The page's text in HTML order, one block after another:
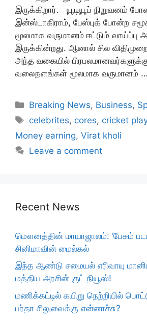
இருக்கிறார். யூடியூப் நிறுவனம்
இன்ஸ்டாகிராம், பேஸ்புக் போன்ற
மூலமாக வருமானம் ஈட்டும் வாய்ப்பு
இருக்கின்றது. ஆனால் சில
அந்த வகையில்
வலைதளங்கள் மூலமாக வருமானம் …
Categories
Breaking News, Business,
Tags
celebrites, cores, cricket
Money earning, Virat kholi
Leave a comment
Recent News
மௌனத்தின் மாயாஜாலம்: ‘பேசும்
சினிமாவின் மைல்கல்
இந்த ஆண்டு சமையல் எரிவாயு
மத்திய அரசின் குட் நியூஸ்!
மணிக்கட்டில் கயிறு நெற்றியில்
பர்தா சிலுவைக்கு என்னாச்சு?